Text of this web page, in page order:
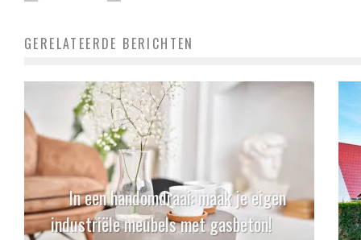
GERELATEERDE BERICHTEN
In een handomdraai: maak je eigen
industriële meubels met gasbeton!